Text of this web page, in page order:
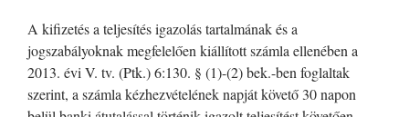
A kifizetés a teljesítés igazolás tartalmának és a
jogszabályoknak megfelelően kiállított számla ellenében a
2013. évi V. tv. (Ptk.) 6:130. § (1)-(2) bek.-ben foglaltak
szerint, a számla kézhezvételének napját követő 30 napon